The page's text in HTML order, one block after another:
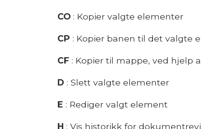
CO : Kopier valgte elementer
CP : Kopier banen til det valgte
CF : Kopier til mappe, ved hjelp
D : Slett valgte elementer
E : Rediger valgt element
H : Vis historikk for